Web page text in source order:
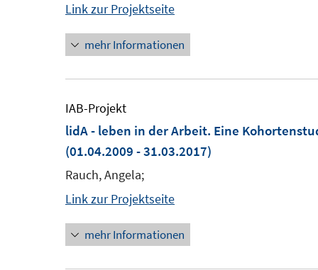
Link zur Projektseite
mehr Informationen
IAB-Projekt
lidA - leben in der Arbeit. Eine
(01.04.2009 - 31.03.2017)
Rauch, Angela;
Link zur Projektseite
mehr Informationen